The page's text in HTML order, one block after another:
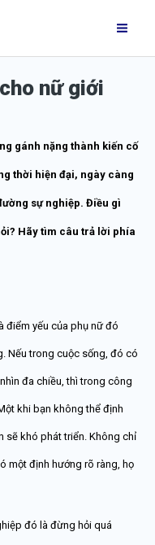
nữ giới
gánh nặng thành kiến cố
thời hiện đại, ngày càng
sự nghiệp. Điều gì
Hãy tìm câu trả lời phía
điểm yếu của phụ nữ đó
Nếu trong cuộc sống, đó có
đa chiều, thì trong công
khi bạn không thể định
sẽ khó phát triển. Không chỉ
một định hướng rõ ràng, họ
đó là đừng hỏi quá